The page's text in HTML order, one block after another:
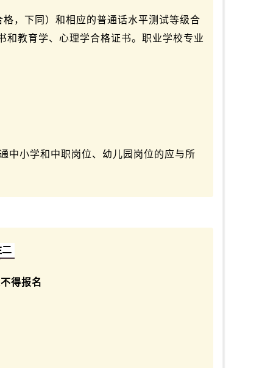
，下同）和相应的普通话水平测试等级合
和教育学、心理学合格证书。职业学校专业
中小学和中职岗位、幼儿园岗位的应与所
二
得报名